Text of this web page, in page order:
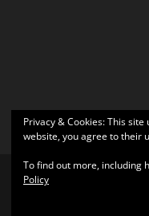
Privacy & Cookies: This
website, you agree to their
To find out more, including
Policy